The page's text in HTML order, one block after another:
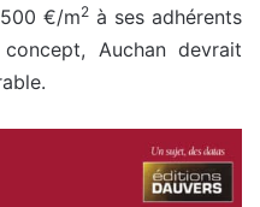
€/m2 à ses adhérents
Auchan devrait